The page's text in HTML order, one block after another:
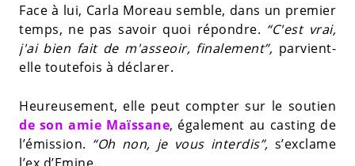
Face à lui, Carla Moreau semble, dans un premier
temps, ne pas savoir quoi répondre. “C'est vrai,
j'ai bien fait de m'asseoir, finalement”, parvient-
elle toutefois à déclarer.
Heureusement, elle peut compter sur le soutien
de son amie Maïssane, également au casting de
l’émission. “Oh non, je vous interdis”, s’exclame
l’ex d’Emine.